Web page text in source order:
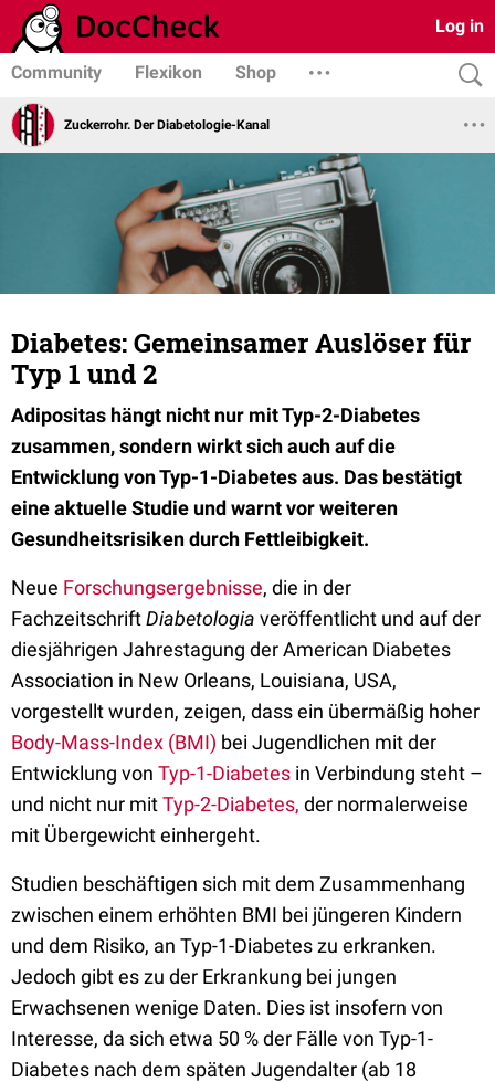
Log in
Community Flexikon Shop
Zuckerrohr. Der Diabetologie-Kanal
Diabetes: Gemeinsamer Auslöser für
Typ 1 und 2
Adipositas hängt nicht nur mit Typ-2-Diabetes
zusammen, sondern wirkt sich auch auf die
Entwicklung von Typ-1-Diabetes aus. Das bestätigt
eine aktuelle Studie und warnt vor weiteren
Gesundheitsrisiken durch Fettleibigkeit.
Neue Forschungsergebnisse, die in der
FachzeitschriftDiabetologia veröffentlicht und auf der
diesjährigen Jahrestagung der American Diabetes
Association in New Orleans, Louisiana, USA,
vorgestellt wurden, zeigen, dass ein übermäßig hoher
Body-Mass-Index (BMI) bei Jugendlichen mit der
Entwicklung von Typ-1-Diabetes in Verbindung steht –
und nicht nur mitTyp-2-Diabetes, der normalerweise
mit Übergewicht einhergeht.
Studien beschäftigen sich mit dem Zusammenhang
zwischen einem erhöhten BMI bei jüngeren Kindern
und dem Risiko, an Typ-1-Diabetes zu erkranken.
Jedoch gibt es zu der Erkrankung bei jungen
Erwachsenen wenige Daten. Dies ist insofern von
Interesse, da sich etwa 50 % der Fälle von Typ-1-
Diabetes nach dem späten Jugendalter (ab 18